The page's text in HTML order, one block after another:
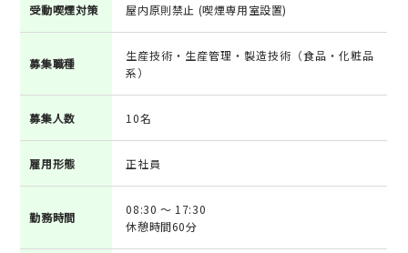
受動喫煙対策 屋内原則禁止 (喫煙専用室設置)
募集職種
生産技術・生産管理・製造技術（食品・化粧品
系）
募集人数 10名
雇用形態 正社員
勤務時間
08:30 ～ 17:30
休憩時間60分